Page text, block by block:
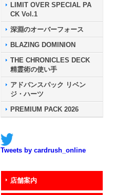
LIMIT OVER SPECIAL PA
CK Vol.1
深淵のオーバーフォース
BLAZING DOMINION
THE CHRONICLES DECK
精霊術の使い手
アドバンスパック リベン
ジ・ハーツ
PREMIUM PACK 2026
Tweets by cardrush_online
店舗案内